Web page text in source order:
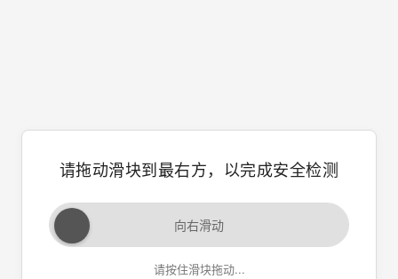
请拖动滑块到最右方，以完成安全检测
向右滑动
请按住滑块拖动...